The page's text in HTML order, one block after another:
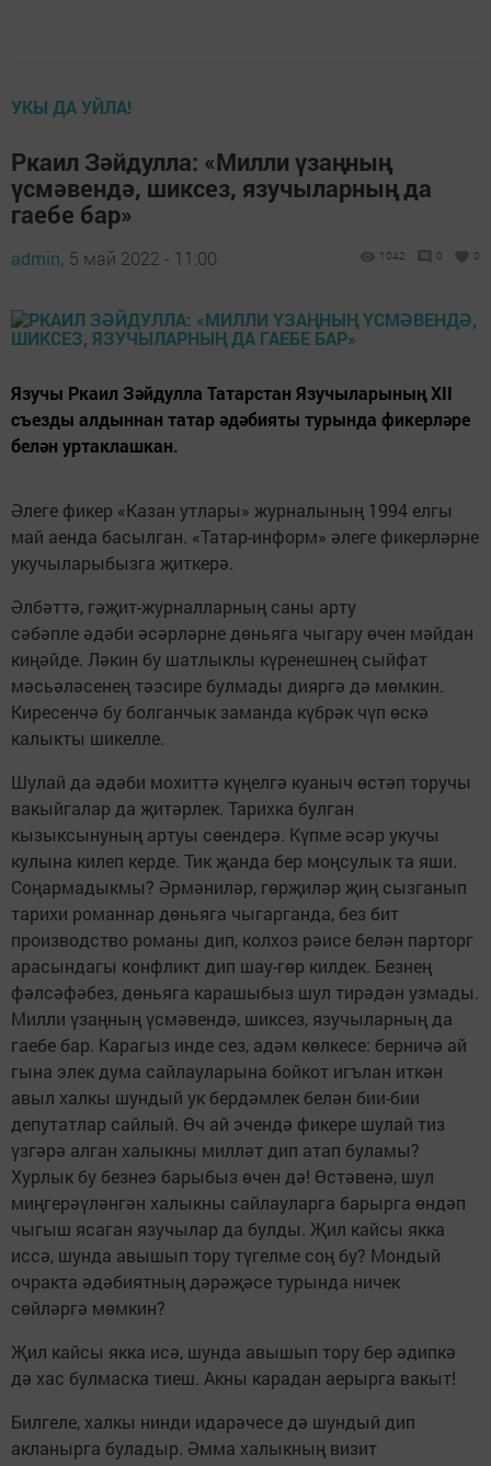
УКЫ ДА УЙЛА!
Ркаил Зәйдулла: «Милли үзаңның
үсмәвендә, шиксез, язучыларның дa
гаебе бар»
admin, 5 май 2022 - 11:00 1042 0 0
Язучы Ркаил Зәйдулла Татарстан Язучыларының XII
съезды алдыннан татар әдәбияты турында фикерләре
белән уртаклашкан.
Әлеге фикер «Казан утлары» журналының 1994 елгы
май аенда басылган. «Татар-информ» әлеге фикерләрне
укучыларыбызга җиткерә.
Әлбәттә, гәҗит-журналларның саны арту
сәбәпле әдәби әсәрләрне дөньяга чыгару өчен мәйдан
киңәйде. Ләкин бу шатлыклы күренешнең сыйфат
мәсьәләсенең тәэсире булмады дияргә дә мөмкин.
Киресенчә бу болганчык заманда күбрәк чүп өскә
калыкты шикелле.
Шулай да әдәби мохиттә күңелгә куаныч өстәп торучы
вакыйгалар да җитәрлек. Тарихка булган
кызыксынуның артуы сөендерә. Күпме әсәр укучы
кулына килеп керде. Тик җанда бер моңсулык та яши.
Соңармадыкмы? Әрмәниләр, гөрҗиләр җиң сызганып
тарихи романнар дөньяга чыгарганда, без бит
производство романы дип, колхоз рәисе белән парторг
арасындагы конфликт дип шау-гөр килдек. Безнең
фәлсәфәбез, дөньяга карашыбыз шул тирәдән узмады.
Милли үзаңның үсмәвендә, шиксез, язучыларның дa
гаебе бар. Карагыз инде сез, адәм көлкесе: берничә ай
гына элек дума сайлауларына бойкот игълан иткән
авыл халкы шундый ук бердәмлек белән бии-бии
депутатлар сайлый. Өч ай эчендә фикере шулай тиз
үзгәрә алган халыкны милләт дип атап буламы?
Хурлык бу безнеэ барыбыз өчен дә! Өстәвенә, шул
миңгерәүләнгән халыкны сайлауларга барырга өндәп
чыгыш ясаган язучылар да булды. Җил кайсы якка
иссә, шунда авышып тору түгелме соң бу? Мондый
очракта әдәбиятның дәрәҗәсе турында ничек
cөйләргә мөмкин?
Җил кайсы якка исә, шунда авышып тору бер әдипкә
дә хас булмаска тиеш. Акны карадан аерырга вакыт!
Билгеле, халкы нинди идарәчесе дә шундый дип
акланырга буладыр. Әмма халыкның визит